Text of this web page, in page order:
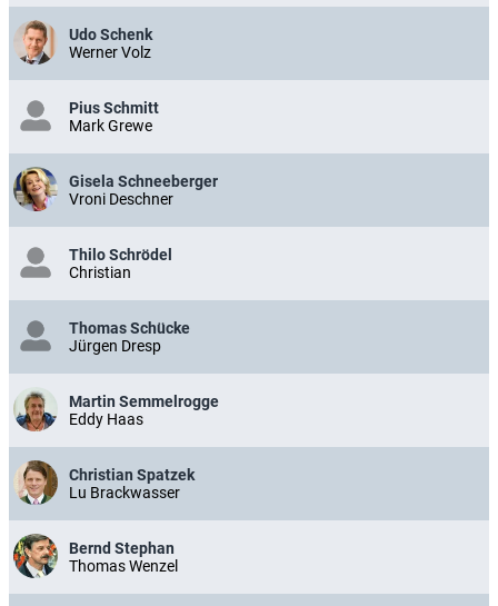
Udo Schenk
Werner Volz
Pius Schmitt
Mark Grewe
Gisela Schneeberger
Vroni Deschner
Thilo Schrödel
Christian
Thomas Schücke
Jürgen Dresp
Martin Semmelrogge
Eddy Haas
Christian Spatzek
Lu Brackwasser
Bernd Stephan
Thomas Wenzel